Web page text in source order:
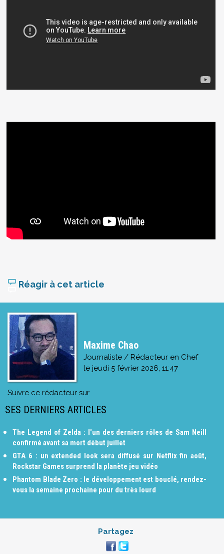
Réagir à cet article
Maxime Chao
Journaliste / Rédacteur en Chef
le jeudi 5 février 2026, 11:47
Suivre ce rédacteur sur
SES DERNIERS ARTICLES
The Legend of Zelda : l'un des derniers rôles de Sam Neill
confirmé avant sa mort début juillet
GTA 6 : un extended look sera diffusé sur Netflix fin août,
Rockstar Games surprend la planète jeu vidéo
Phantom Blade Zero : le développement est bouclé, rendez-
vous la semaine prochaine pour du très lourd
Partagez